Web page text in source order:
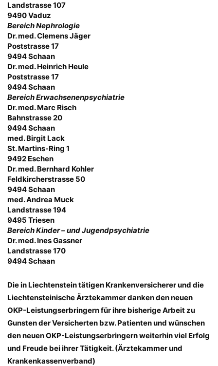
Landstrasse 107
9490 Vaduz
Bereich Nephrologie
Dr. med. Clemens Jäger
Poststrasse 17
9494 Schaan
Dr. med. Heinrich Heule
Poststrasse 17
9494 Schaan
Bereich Erwachsenenpsychiatrie
Dr. med. Marc Risch
Bahnstrasse 20
9494 Schaan
med. Birgit Lack
St. Martins-Ring 1
9492 Eschen
Dr. med. Bernhard Kohler
Feldkircherstrasse 50
9494 Schaan
med. Andrea Muck
Landstrasse 194
9495 Triesen
Bereich Kinder – und Jugendpsychiatrie
Dr. med. Ines Gassner
Landstrasse 170
9494 Schaan
Die in Liechtenstein tätigen Krankenversicherer und die
Liechtensteinische Ärztekammer danken den neuen
OKP-Leistungserbringern für ihre bisherige Arbeit zu
Gunsten der Versicherten bzw. Patienten und wünschen
den neuen OKP-Leistungserbringern weiterhin viel Erfolg
und Freude bei ihrer Tätigkeit. (Ärztekammer und
Krankenkassenverband)